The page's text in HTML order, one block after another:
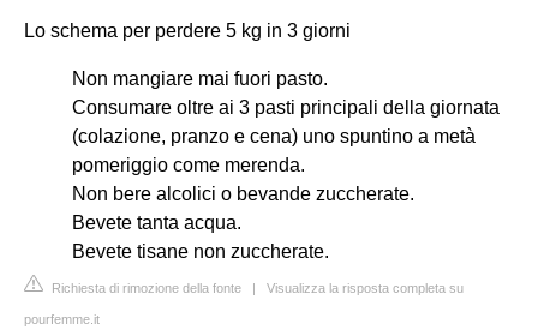
Lo schema per perdere 5 kg in 3 giorni
Non mangiare mai fuori pasto.
Consumare oltre ai 3 pasti principali della giornata
(colazione, pranzo e cena) uno spuntino a metà
pomeriggio come merenda.
Non bere alcolici o bevande zuccherate.
Bevete tanta acqua.
Bevete tisane non zuccherate.
Richiesta di rimozione della fonte | Visualizza la risposta completa su
pourfemme.it